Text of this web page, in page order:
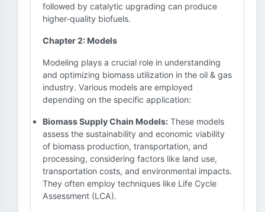
followed by catalytic upgrading can produce
higher-quality biofuels.
Chapter 2: Models
Modeling plays a crucial role in understanding
and optimizing biomass utilization in the oil & gas
industry. Various models are employed
depending on the specific application:
Biomass Supply Chain Models: These models
assess the sustainability and economic viability
of biomass production, transportation, and
processing, considering factors like land use,
transportation costs, and environmental impacts.
They often employ techniques like Life Cycle
Assessment (LCA).